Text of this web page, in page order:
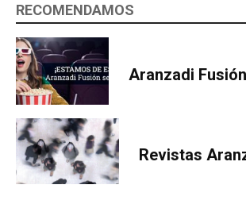
RECOMENDAMOS
Aranzadi Fusión
Revistas